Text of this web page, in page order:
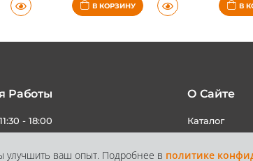
улучшить ваш опыт. Подробнее вполитике
В КОРЗИНУ В
Работы
- 18:00
О Сайте
Каталог
Оплата